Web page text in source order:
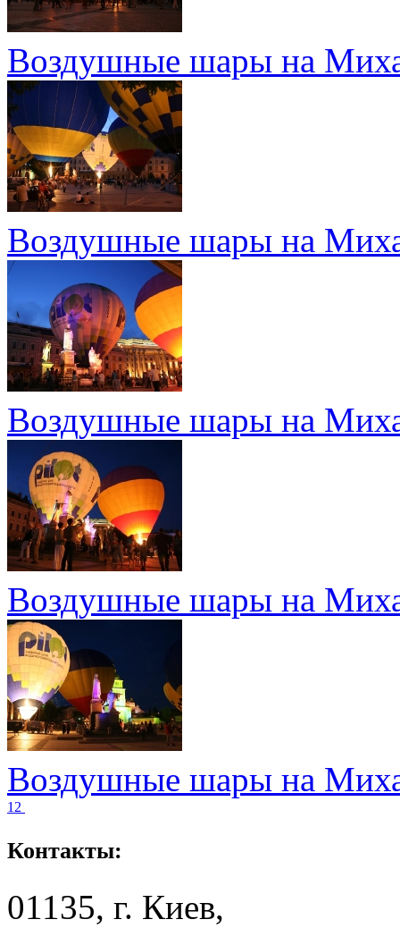
Воздушные шары на
Воздушные шары на
Воздушные шары на
Воздушные шары на
Воздушные шары на
1 2
Контакты:
01135, г. Киев,